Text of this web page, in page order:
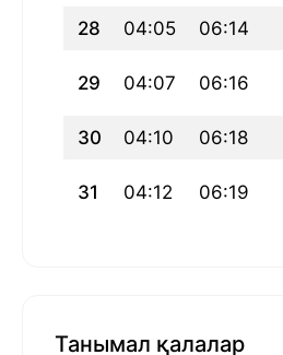
28 04:05 06:14
29 04:07 06:16
30 04:10 06:18
31 04:12 06:19
Танымал қалалар